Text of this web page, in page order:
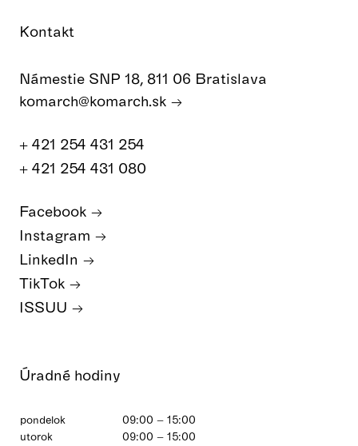
Úradné hodiny
pondelok
09:00 – 15:00
utorok
09:00 – 15:00
Kontakt
Námestie SNP 18, 811 06 Bratislava
komarch@komarch.sk
+ 421 254 431 254
+ 421 254 431 080
Facebook
Instagram
LinkedIn
TikTok
ISSUU